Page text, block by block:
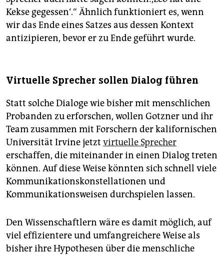
Kekse gegessen‘.“ Ähnlich funktioniert es, wenn
wir das Ende eines Satzes aus dessen Kontext
antizipieren, bevor er zu Ende geführt wurde.
Virtuelle Sprecher sollen Dialog führen
Statt solche Dialoge wie bisher mit menschlichen
Probanden zu erforschen, wollen Gotzner und ihr
Team zusammen mit Forschern der kalifornischen
Universität Irvine jetzt virtuelle Sprecher
erschaffen, die miteinander in einen Dialog treten
können. Auf diese Weise könnten sich schnell viele
Kommunikationskonstellationen und
Kommunikationsweisen durchspielen lassen.
Den Wissenschaftlern wäre es damit möglich, auf
viel effizientere und umfangreichere Weise als
bisher ihre Hypothesen über die menschliche